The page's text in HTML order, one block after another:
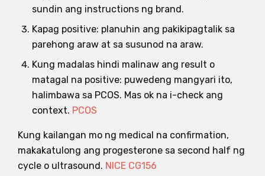
sundin ang instructions ng brand.
Kapag positive: planuhin ang pakikipagtalik sa
parehong araw at sa susunod na araw.
Kung madalas hindi malinaw ang result o
matagal na positive: puwedeng mangyari ito,
halimbawa sa PCOS. Mas ok na i-check ang
context. PCOS
Kung kailangan mo ng medical na confirmation,
makakatulong ang progesterone sa second half ng
cycle o ultrasound. NICE CG156